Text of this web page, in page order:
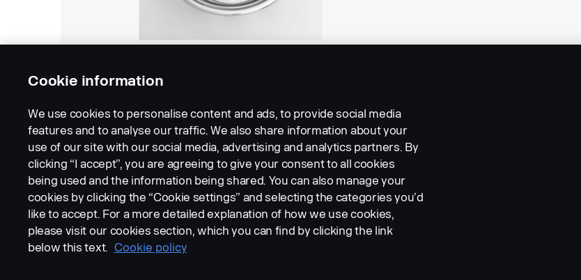
LEGAL NOTICE COOKIES PRIVACY STATEMENT
Cookie information
We use cookies to personalise content and ads, to provide social media
features and to analyse our traffic. We also share information about your
use of our site with our social media, advertising and analytics partners. By
clicking “I accept”, you are agreeing to give your consent to all cookies
being used and the information being shared. You can also manage your
cookies by clicking the “Cookie settings” and selecting the categories you’d
like to accept. For a more detailed explanation of how we use cookies,
please visit our cookies section, which you can find by clicking the link
below this text. Cookie policy